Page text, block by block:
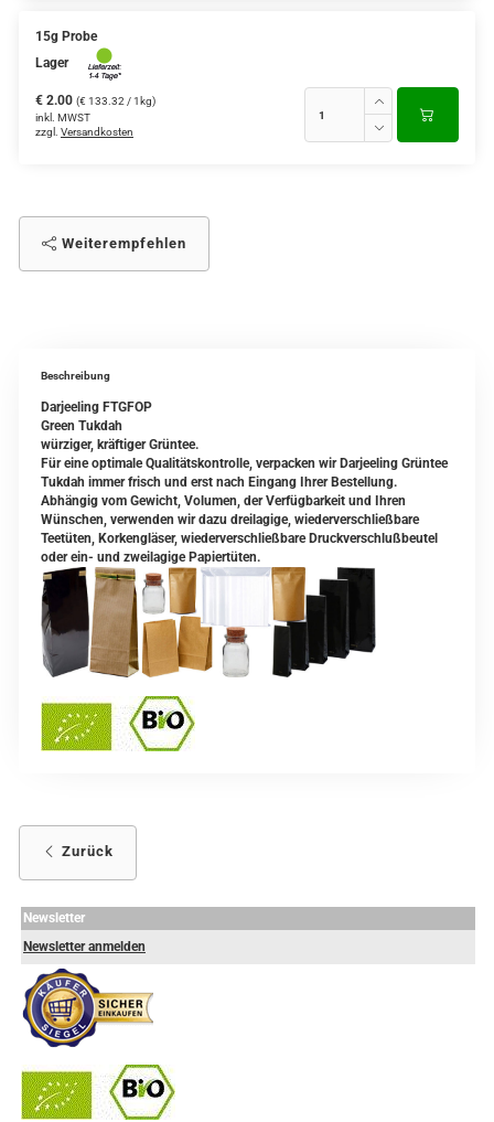
15g Probe
Lager
€ 2.00 (€ 133.32 / 1kg)
inkl. MWST
zzgl. Versandkosten
Weiterempfehlen
Beschreibung
Darjeeling FTGFOP
Green Tukdah
würziger, kräftiger Grüntee.
Für eine optimale Qualitätskontrolle, verpacken wir Darjeeling Grüntee
Tukdah immer frisch und erst nach Eingang Ihrer Bestellung.
Abhängig vom Gewicht, Volumen, der Verfügbarkeit und Ihren
Wünschen, verwenden wir dazu dreilagige, wiederverschließbare
Teetüten, Korkengläser, wiederverschließbare Druckverschlußbeutel
oder ein- und zweilagige Papiertüten.
Zurück
Newsletter
Newsletter anmelden